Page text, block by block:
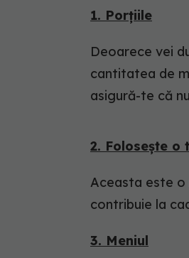
1. Porțiile
Deoarece vei
cantitatea de
asigură-te că
2. Folosește o
Aceasta este o
contribuie la
3. Meniul